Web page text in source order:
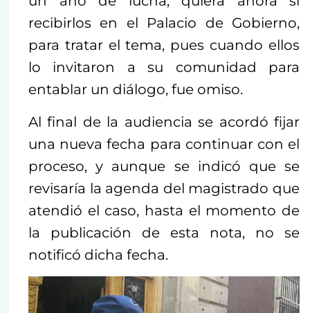
recibirlos en el Palacio de Gobierno,
para tratar el tema, pues cuando ellos
lo invitaron a su comunidad para
entablar un diálogo, fue omiso.
Al final de la audiencia se acordó fijar
una nueva fecha para continuar con el
proceso, y aunque se indicó que se
revisaría la agenda del magistrado que
atendió el caso, hasta el momento de
la publicación de esta nota, no se
notificó dicha fecha.